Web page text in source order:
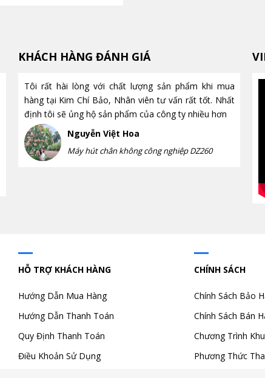
Máy hút chân không là gì?
Công dụng và cách hoạt động
chi tiết từ A-Z
Tìm hiểu máy hút chân không là gì, nguyên lý hoạt
động, công dụng nổi bật và các loại máy hút chân
không phổ biến hiện nay. Hướng dẫn lựa chọn thiếtđiểm, ứng
KHÁCH HÀNG ĐÁNH GIÁ
Tôi rất hài lòng với chất lượng sản phẩm khi mua
hàng tại Kim Chí Bảo, Nhân viên tư vấn rất tốt. Nhất
định tôi sẽ ủng hộ sản phẩm của công ty nhiều hơn
Nguyễn Việt Hoa
Máy hút chân không công nghiệp DZ260
HỖ TRỢ KHÁCH HÀNG
Hướng Dẫn Mua Hàng
Hướng Dẫn Thanh Toán
Quy Định Thanh Toán
Điều Khoản Sử Dụng
CHÍNH SÁCH
Chính Sách Bảo
Chính Sách Bán
Chương Trình
Phương Thức